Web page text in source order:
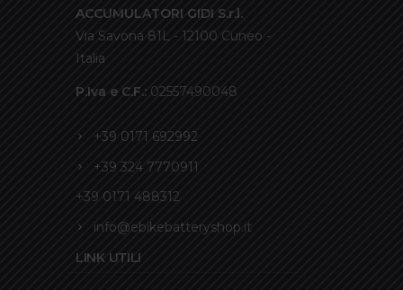
ACCUMULATORI GIDI S.r.l.
Via Savona 81L - 12100 Cuneo -
Italia
P.Iva e C.F.: 02557490048
+39 0171 692992
+39 324 7770911
+39 0171 488312
info@ebikebatteryshop.it
LINK UTILI